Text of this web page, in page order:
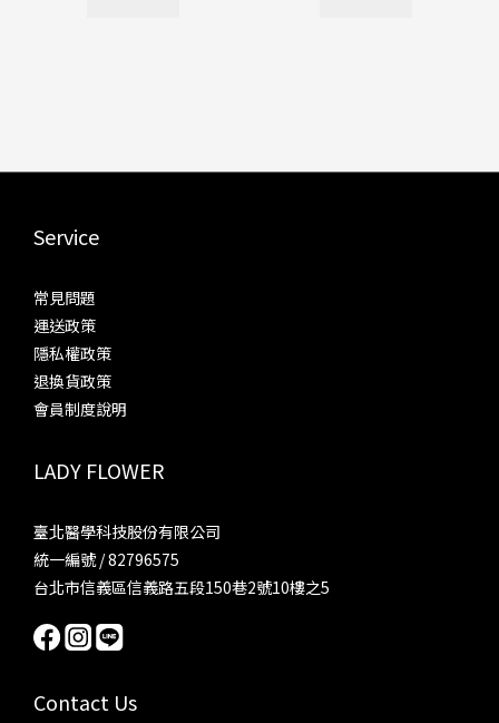
Service
常見問題
運送政策
隱私權政策
退換貨政策
會員制度說明
LADY FLOWER
臺北醫學科技股份有限公司
統一編號 / 82796575
台北市信義區信義路五段150巷2號10樓之5
Contact Us